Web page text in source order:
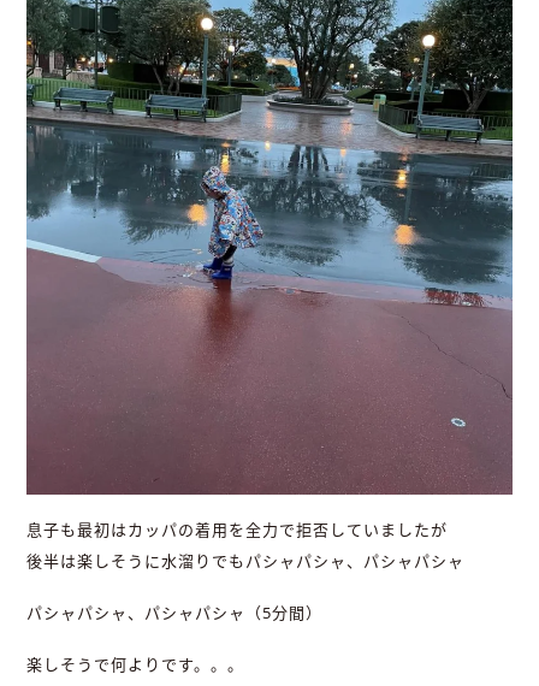
息子も最初はカッパの着用を全力で拒否していましたが
後半は楽しそうに水溜りでもパシャパシャ、パシャパシャ
パシャパシャ、パシャパシャ（5分間）
楽しそうで何よりです。。。